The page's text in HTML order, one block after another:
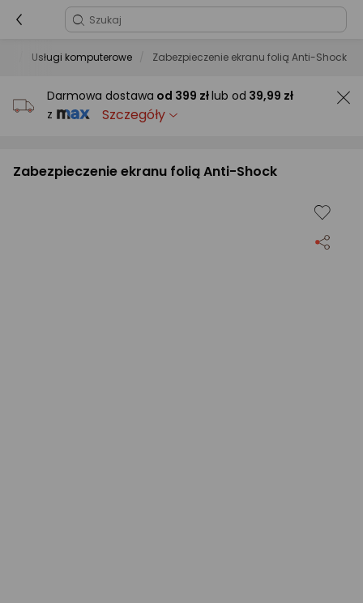
Usługi komputerowe Zabezpieczenie ekranu folią Anti-Shock
Darmowa dostawa od 399 złlub od 39,99 zł
z
Szczegóły
Zabezpieczenie ekranu folią Anti-Shock